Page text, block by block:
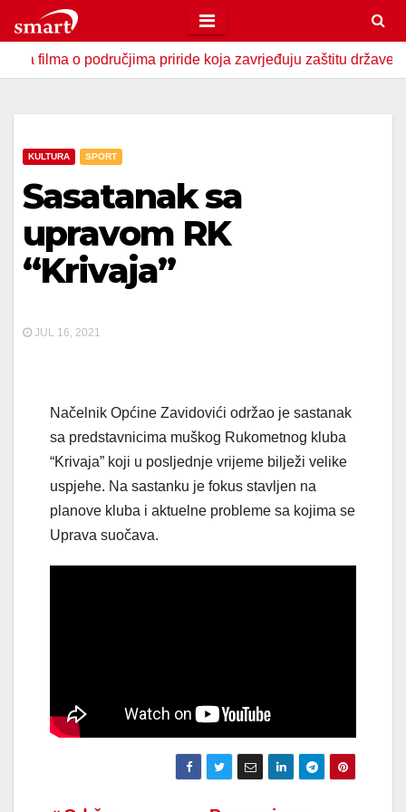
to
contento područjima priride koja zavrjeđuju zaštitu države
KULTURA SPORT
Sasatanak sa
upravom RK
“Krivaja”
JUL 16, 2021
Načelnik Općine Zavidovići održao je sastanak
sa predstavnicima muškog Rukometnog kluba
“Krivaja” koji u posljednje vrijeme bilježi velike
uspjehe. Na sastanku je fokus stavljen na
planove kluba i aktuelne probleme sa kojima se
Uprava suočava.